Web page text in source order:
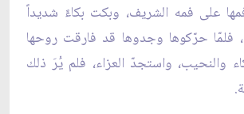
على فمه الشريف، وبكت بكاءً شديداً
فلمّا حرّكوها وجدوها قد فارقت روحها
والنحيب، واستجدّ العزاء، فلم يُرَ ذلك